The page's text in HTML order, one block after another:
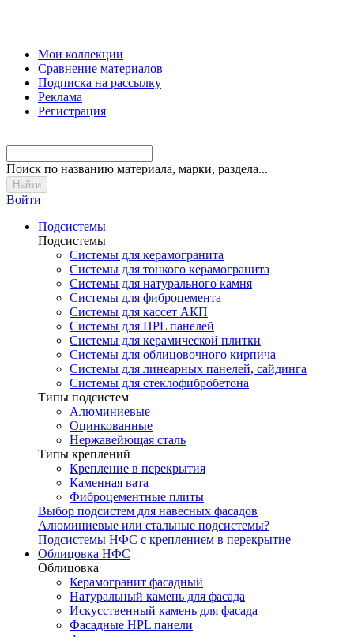
Мои коллекции
Сравнение материалов
Подписка на рассылку
Реклама
Регистрация
Поиск по названию материала, марки, раздела...
Войти
Подсистемы
Подсистемы
Системы для керамогранита
Системы для тонкого керамогранита
Системы для натурального камня
Системы для фиброцемента
Системы для кассет АКП
Системы для HPL панелей
Системы для керамической плитки
Системы для облицовочного кирпича
Системы для линеарных панелей, сайдинга
Системы для стеклофибробетона
Типы подсистем
Алюминиевые
Оцинкованные
Нержавейющая сталь
Типы креплений
Крепление в перекрытия
Каменная вата
Фиброцементные плиты
Выбор подсистем для навесных фасадов
Алюминиевые или стальные подсистемы?
Подсистемы НФС с креплением в перекрытие
Облицовка НФС
Облицовка
Керамогранит фасадный
Натуральный камень для фасада
Искусственный камень для фасада
Фасадные HPL панели